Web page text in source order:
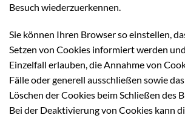
Besuch wiederzuerkennen.
Sie können Ihren Browser so einstellen,
Setzen von Cookies informiert werden
Einzelfall erlauben, die Annahme von
Fälle oder generell ausschließen sowie
Löschen der Cookies beim Schließen des
Bei der Deaktivierung von Cookies kann